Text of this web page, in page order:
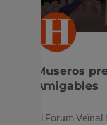
Museros
Amigables
El Fòrum